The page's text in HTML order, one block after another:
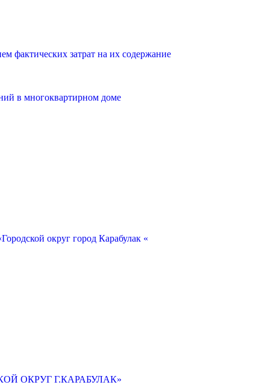
фактических затрат на их содержание
в многоквартирном доме
округ город Карабулак «
ОКРУГ Г.КАРАБУЛАК»